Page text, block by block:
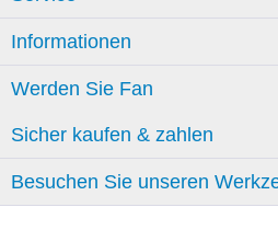
Informationen
Werden Sie Fan
Sicher kaufen & zahlen
Besuchen Sie unseren